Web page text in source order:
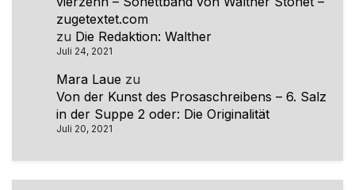
zugetextet.com
zu Die Redaktion: Walther
Juli 24, 2021
Mara Laue zu
Von der Kunst des Prosaschreibens – 6. Salz
in der Suppe 2 oder: Die Originalität
Juli 20, 2021